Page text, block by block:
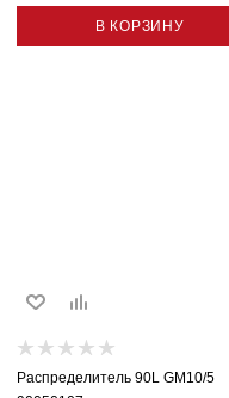
В КОРЗИНУ
Распределитель 90L GM10/5